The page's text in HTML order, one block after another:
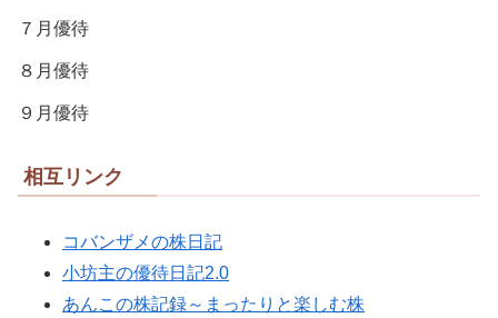
７月優待
８月優待
９月優待
相互リンク
コバンザメの株日記
小坊主の優待日記2.0
あんこの株記録～まったりと楽しむ株